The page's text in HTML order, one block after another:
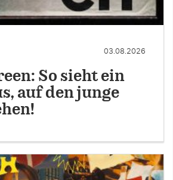
03.08.2026
So sieht ein
auf den junge